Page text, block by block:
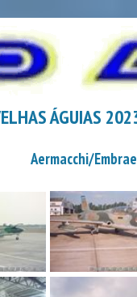
ÁGUIAS
Aermacchi/